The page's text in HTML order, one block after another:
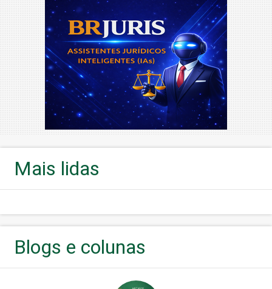
Mais lidas
Blogs e colunas